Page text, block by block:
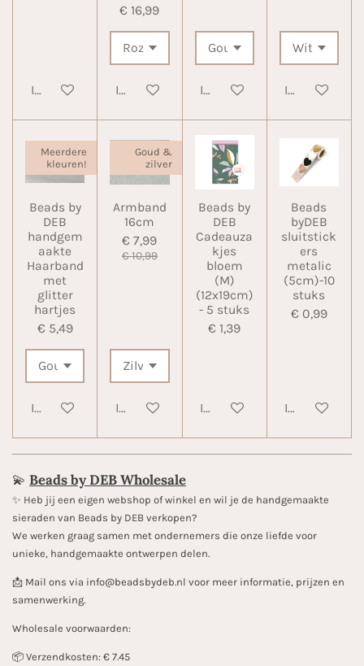
In winkelwagen
€ 16,99
In winkelwagenIn winkelwagen
In
Meerdere
kleuren!
Beads by
DEB
handgem
aakte
Haarband
met
glitter
hartjes
€ 5,49
In winkelwagen
Goud &
zilver
Armband
16cm
€ 7,99
€ 10,99
In winkelwagen
Beads by
DEB
Cadeauza
kjes
bloem
(M)
(12x19cm)
- 5 stuks
€ 1,39
In winkelwagen
Beads
byDEB
sluitstick
ers
metalic
(5cm)-10
stuks
€ 0,99
In
💫 Beads by DEB Wholesale
✨️ Heb jij een eigen webshop of winkel en wil je de handgemaakte
sieraden van Beads by DEB verkopen?
We werken graag samen met ondernemers die onze liefde voor
unieke, handgemaakte ontwerpen delen.
📩 Mail ons via info@beadsbydeb.nl voor meer informatie, prijzen en
samenwerking.
Wholesale voorwaarden:
📦 Verzendkosten: € 7.45